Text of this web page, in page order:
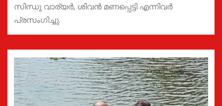
സിന്ധു വാര്യർ, ശിവൻ മണപ്പെട്ടി എന്നിവർ
പ്രസംഗിച്ചു.